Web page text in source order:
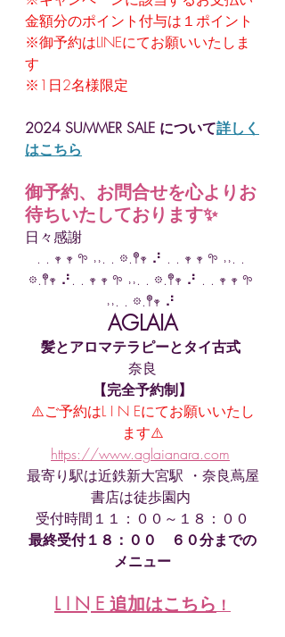
金額分のポイント付与は１ポイント
※御予約はLINEにてお願いいたしま
す
※1日2名様限定
2024 SUMMER SALE について詳しく
はこちら
御予約、お問合せを心よりお
待ちいたしております✨
日々感謝
. . 𖥧 𖥧 𖧧 ˒˒. . 𖡼.𖤣𖥧 ⠜ . . 𖥧 𖥧 𖧧 ˒˒. .
𖡼.𖤣𖥧 ⠜. . 𖥧 𖥧 𖧧 ˒˒. . 𖡼.𖤣𖥧 ⠜ . . 𖥧 𖥧 𖧧
˒˒. . 𖡼.𖤣𖥧 ⠜
AGLAIA
髪とアロマテラピーとタイ古式
奈良
【完全予約制】
⚠️ご予約はL I N Eにてお願いいたし
ます⚠️
https://www.aglaianara.com
最寄り駅は近鉄新大宮駅 ・奈良蔦屋
書店は徒歩園内
受付時間１１：００～１８：００
最終受付１８：００　６０分までの
メニュー
L I N E 追加はこちら ！